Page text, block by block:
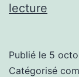
lecture
Publié le 5
Catégorisé